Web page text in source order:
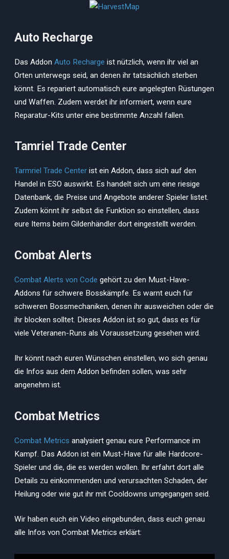
Auto Recharge
Das Addon Auto Recharge ist nützlich, wenn ihr viel an
Orten unterwegs seid, an denen ihr tatsächlich sterben
könnt. Es repariert automatisch eure angelegten Rüstungen
und Waffen. Zudem werdet ihr informiert, wenn eure
Reparatur-Kits unter eine bestimmte Anzahl fallen.
Tamriel Trade Center
Tarmriel Trade Center ist ein Addon, dass sich auf den
Handel in ESO auswirkt. Es handelt sich um eine riesige
Datenbank, die Preise und Angebote anderer Spieler listet.
Zudem könnt ihr selbst die Funktion so einstellen, dass
eure Items beim Gildenhändler dort eingestellt werden.
Combat Alerts
Combat Alerts von Code gehört zu den Must-Have-
Addons für schwere Bosskämpfe. Es warnt euch für
schweren Bossmechaniken, denen ihr ausweichen oder die
ihr blocken solltet. Dieses Addon ist so gut, dass es für
viele Veteranen-Runs als Voraussetzung gesehen wird.
Ihr könnt nach euren Wünschen einstellen, wo sich genau
die Infos aus dem Addon befinden sollen, was sehr
angenehm ist.
Combat Metrics
Combat Metrics analysiert genau eure Performance im
Kampf. Das Addon ist ein Must-Have für alle Hardcore-
Spieler und die, die es werden wollen. Ihr erfahrt dort alle
Details zu einkommenden und verursachten Schaden, der
Heilung oder wie gut ihr mit Cooldowns umgegangen seid.
Wir haben euch ein Video eingebunden, dass euch genau
alle Infos von Combat Metrics erklärt: